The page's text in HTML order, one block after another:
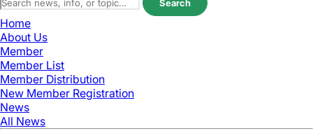
Search
Home
About Us
Member
Member List
Member Distribution
New Member Registration
News
All News